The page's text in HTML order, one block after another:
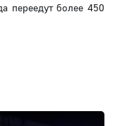
переедут более 450